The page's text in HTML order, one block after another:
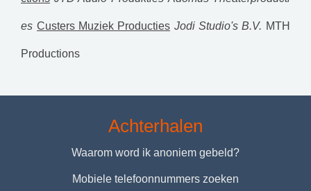
es Custers Muziek Producties Jodi Studio's B.V. MTH
Productions
Achterhalen
Waarom word ik anoniem gebeld?
Mobiele telefoonnummers zoeken